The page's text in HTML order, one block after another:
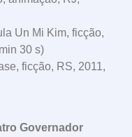
Un Mi Kim, ficção,
30 s)
ficção, RS, 2011,
Governador